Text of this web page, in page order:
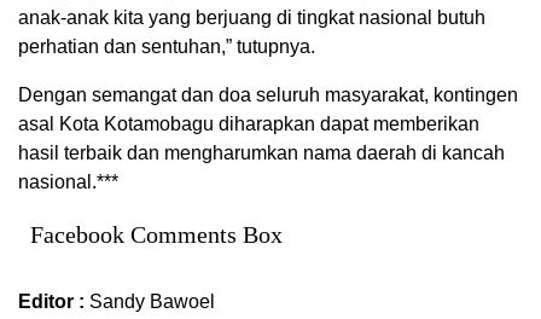
anak-anak kita yang berjuang di tingkat nasional butuh
perhatian dan sentuhan,” tutupnya.
Dengan semangat dan doa seluruh masyarakat, kontingen
asal Kota Kotamobagu diharapkan dapat memberikan
hasil terbaik dan mengharumkan nama daerah di kancah
nasional.***
Facebook Comments Box
Editor : Sandy Bawoel